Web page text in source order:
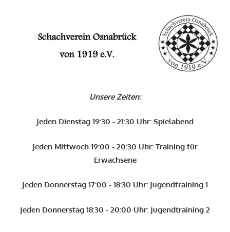
Unsere Zeiten:
Jeden Dienstag 19:30 - 21:30 Uhr: Spielabend
Jeden Mittwoch 19:00 - 20:30 Uhr: Training für
Erwachsene
Jeden Donnerstag 17:00 - 18:30 Uhr: Jugendtraining 1
Jeden Donnerstag 18:30 - 20:00 Uhr: Jugendtraining 2